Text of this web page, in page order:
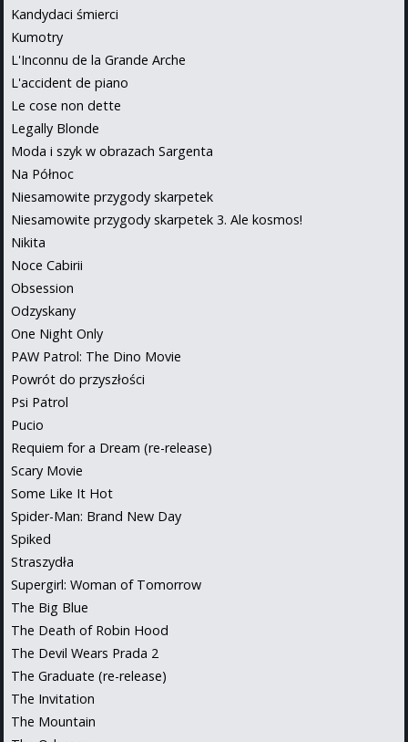
Kandydaci śmierci
Kumotry
L'Inconnu de la Grande Arche
L'accident de piano
Le cose non dette
Legally Blonde
Moda i szyk w obrazach Sargenta
Na Północ
Niesamowite przygody skarpetek
Niesamowite przygody skarpetek 3. Ale kosmos!
Nikita
Noce Cabirii
Obsession
Odzyskany
One Night Only
PAW Patrol: The Dino Movie
Powrót do przyszłości
Psi Patrol
Pucio
Requiem for a Dream (re-release)
Scary Movie
Some Like It Hot
Spider-Man: Brand New Day
Spiked
Straszydła
Supergirl: Woman of Tomorrow
The Big Blue
The Death of Robin Hood
The Devil Wears Prada 2
The Graduate (re-release)
The Invitation
The Mountain